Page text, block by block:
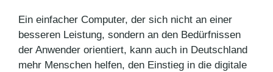
Ein einfacher Computer, der sich nicht an einer
besseren Leistung, sondern an den Bedürfnissen
der Anwender orientiert, kann auch in Deutschland
mehr Menschen helfen, den Einstieg in die digitale